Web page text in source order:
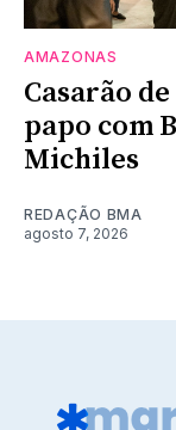
AMAZONAS
Casarão
papo com
Michiles
REDAÇÃO BMA
agosto 7, 2026